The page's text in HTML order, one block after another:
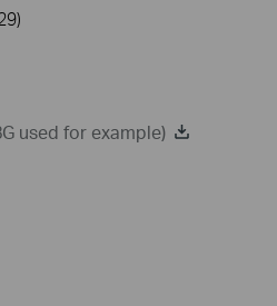
used for example)